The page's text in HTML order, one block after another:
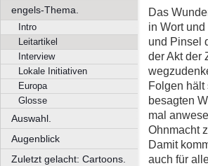
engels-Thema.
Intro
Leitartikel
Interview
Lokale Initiativen
Europa
Glosse
Auswahl.
Augenblick
Zuletzt gelacht: Cartoons.
Das
in Wort
und Pinsel
der Akt der
Folgen hält
besagten
mal
Ohnmacht
Damit
auch für